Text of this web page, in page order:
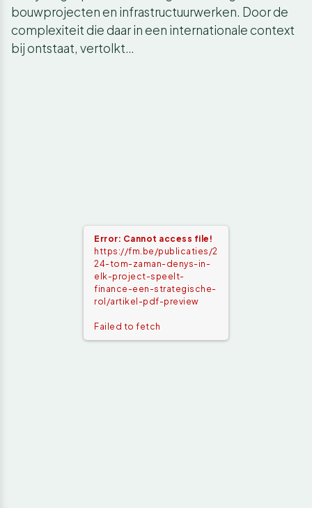
bouwprojecten en infrastructuurwerken. Door de
complexiteit die daar in een internationale context
bij ontstaat, vertolkt…
Error: Cannot access file!
https://fm.be/publicaties/2
24-tom-zaman-denys-in-
elk-project-speelt-
finance-een-strategische-
rol/artikel-pdf-preview
Failed to fetch